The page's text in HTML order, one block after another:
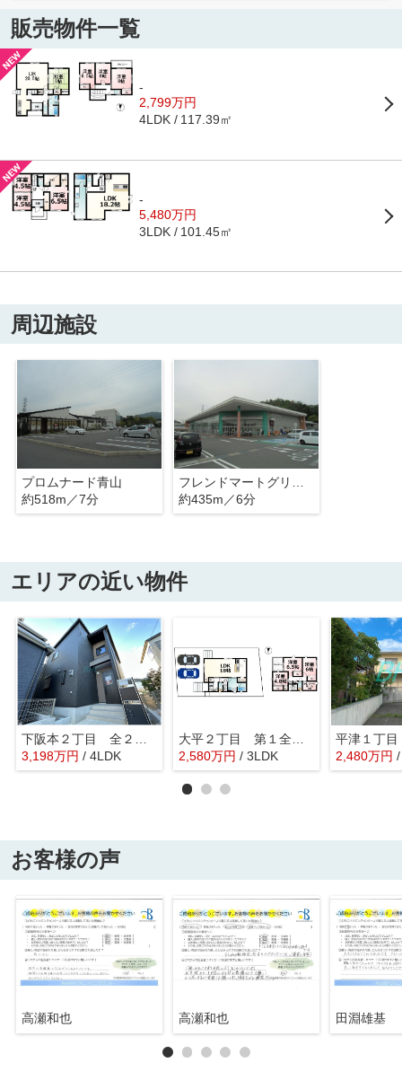
販売物件一覧
-
2,799万円
4LDK 117.39㎡
-
5,480万円
3LDK 101.45㎡
周辺施設
プロムナード青山
約518m／7分
約435m／6分
エリアの近い物件
下阪本２丁目 全２棟２号棟
3,198万円 / 4LDK
大平２丁目 第１全３棟３号棟
2,580万円 / 3LDK
平津１丁目
2,480万円
お客様の声
高瀬和也 高瀬和也 田淵雄基